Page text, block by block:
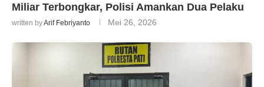
Miliar Terbongkar, Polisi Amankan Dua Pelaku
written byArif Febriyanto Mei 26, 2026